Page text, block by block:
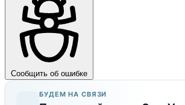
Сообщить об ошибке
БУДЕМ НА СВЯЗИ